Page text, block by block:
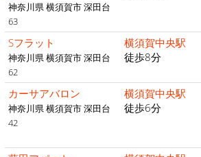
神奈川県 横須賀市 深田台
63
Sフラット
神奈川県 横須賀市 深田台
62
横須賀中央駅
徒歩8分
カーサアバロン
神奈川県 横須賀市 深田台
42
横須賀中央駅
徒歩6分